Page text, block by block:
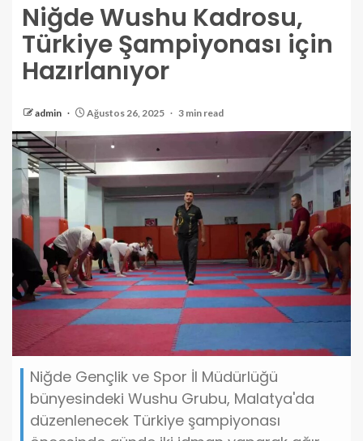
Niğde Wushu Kadrosu,
Türkiye Şampiyonası için
Hazırlanıyor
admin Ağustos 26, 2025 3 min read
Niğde Gençlik ve Spor İl Müdürlüğü
bünyesindeki Wushu Grubu, Malatya'da
düzenlenecek Türkiye şampiyonası